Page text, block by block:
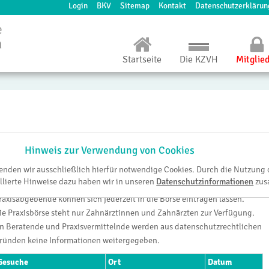
Login BKV Sitemap Kontakt
Hinweis zur Verwendung von Cookies
wir ausschließlich hierfür notwendige Cookies. Durch die
Hinweise dazu haben wir in unseren Datenschutzinformationen
Startseite Die KZVH
der Praxisbörse bietet die KZV Hessen einen besonderen Service.
können sich jederzeit in die Börse eintragen lassen.
Praxisbörse steht nur Zahnärztinnen und Zahnärzten zur Verfügung.
Beratende und Praxisvermittelnde werden aus datenschutzrechtlichen
keine Informationen weitergegeben.
Ort Datum